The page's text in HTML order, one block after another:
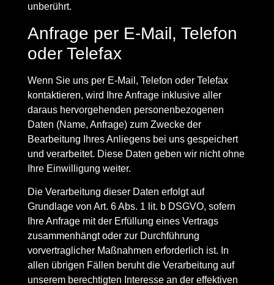
unberührt.
Anfrage per E-Mail, Telefon
oder Telefax
Wenn Sie uns per E-Mail, Telefon oder Telefax
kontaktieren, wird Ihre Anfrage inklusive aller
daraus hervorgehenden personenbezogenen
Daten (Name, Anfrage) zum Zwecke der
Bearbeitung Ihres Anliegens bei uns gespeichert
und verarbeitet. Diese Daten geben wir nicht ohne
Ihre Einwilligung weiter.
Die Verarbeitung dieser Daten erfolgt auf
Grundlage von Art. 6 Abs. 1 lit. b DSGVO, sofern
Ihre Anfrage mit der Erfüllung eines Vertrags
zusammenhängt oder zur Durchführung
vorvertraglicher Maßnahmen erforderlich ist. In
allen übrigen Fällen beruht die Verarbeitung auf
unserem berechtigten Interesse an der effektiven